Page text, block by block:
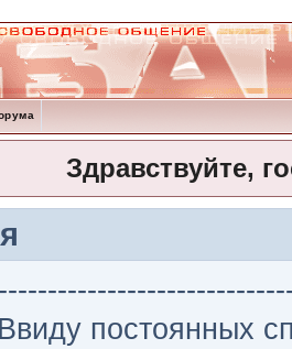
Здравствуйте,
постоянных